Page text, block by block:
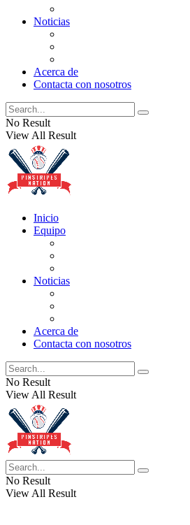
Noticias
Acerca de
Contacta con nosotros
No Result
View All Result
Inicio
Equipo
Noticias
Acerca de
Contacta con nosotros
No Result
View All Result
No Result
View All Result